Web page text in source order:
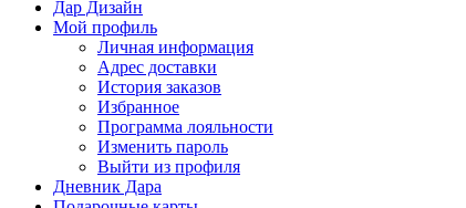
Дар Дизайн
Мой профиль
Личная информация
Адрес доставки
История заказов
Избранное
Программа лояльности
Изменить пароль
Выйти из профиля
Дневник Дара